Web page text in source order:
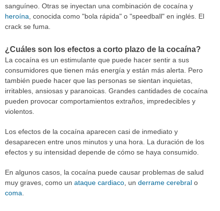
sanguíneo. Otras se inyectan una combinación de cocaína y
heroína , conocida como "bola rápida" o "speedball" en inglés. El
crack se fuma.
¿Cuáles son los efectos a corto plazo de la cocaína?
La cocaína es un estimulante que puede hacer sentir a sus
consumidores que tienen más energía y están más alerta. Pero
también puede hacer que las personas se sientan inquietas,
irritables, ansiosas y paranoicas. Grandes cantidades de cocaína
pueden provocar comportamientos extraños, impredecibles y
violentos.
Los efectos de la cocaína aparecen casi de inmediato y
desaparecen entre unos minutos y una hora. La duración de los
efectos y su intensidad depende de cómo se haya consumido.
En algunos casos, la cocaína puede causar problemas de salud
muy graves, como un ataque cardiaco , un derrame cerebral o
coma